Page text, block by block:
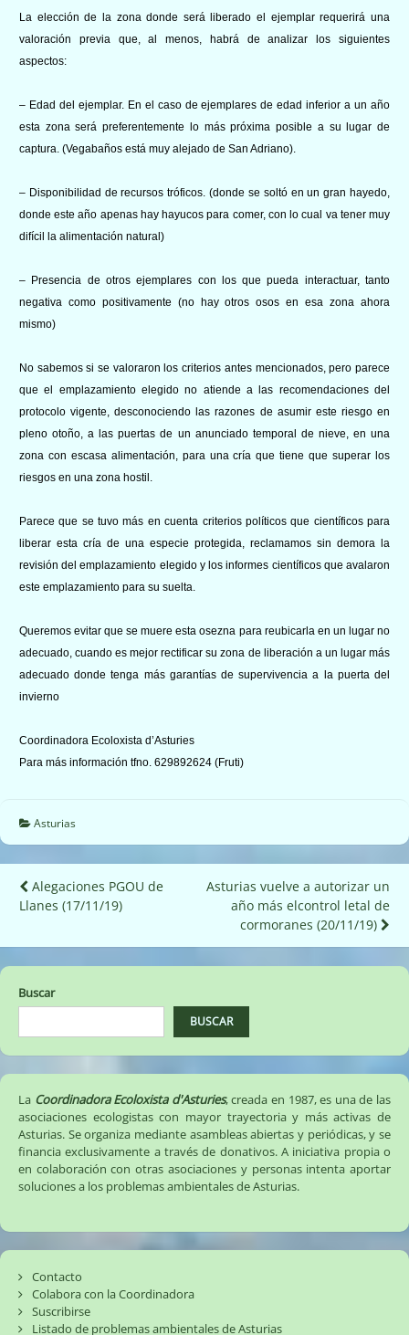
La elección de la zona donde será liberado el ejemplar requerirá una
valoración previa que, al menos, habrá de analizar los siguientes
aspectos:
– Edad del ejemplar. En el caso de ejemplares de edad inferior a un año
esta zona será preferentemente lo más próxima posible a su lugar de
captura. (Vegabaños está muy alejado de San Adriano).
– Disponibilidad de recursos tróficos. (donde se soltó en un gran hayedo,
donde este año apenas hay hayucos para comer, con lo cual va tener muy
difícil la alimentación natural)
– Presencia de otros ejemplares con los que pueda interactuar, tanto
negativa como positivamente (no hay otros osos en esa zona ahora
mismo)
No sabemos si se valoraron los criterios antes mencionados, pero parece
que el emplazamiento elegido no atiende a las recomendaciones del
protocolo vigente, desconociendo las razones de asumir este riesgo en
pleno otoño, a las puertas de un anunciado temporal de nieve, en una
zona con escasa alimentación, para una cría que tiene que superar los
riesgos en una zona hostil.
Parece que se tuvo más en cuenta criterios políticos que científicos para
liberar esta cría de una especie protegida, reclamamos sin demora la
revisión del emplazamiento elegido y los informes científicos que avalaron
este emplazamiento para su suelta.
Queremos evitar que se muere esta osezna para reubicarla en un lugar no
adecuado, cuando es mejor rectificar su zona de liberación a un lugar más
adecuado donde tenga más garantías de supervivencia a la puerta del
invierno
Coordinadora Ecoloxista d’Asturies
Para más información tfno. 629892624 (Fruti)
Asturias
Navegación
de
entradas
Alegaciones PGOU de
Llanes (17/11/19)
Asturias vuelve a autorizar un
año más elcontrol letal de
cormoranes (20/11/19)
Buscar
BUSCAR
La Coordinadora Ecoloxista d'Asturies, creada en 1987, es una de las
asociaciones ecologistas con mayor trayectoria y más activas de
Asturias. Se organiza mediante asambleas abiertas y periódicas, y se
financia exclusivamente a través de donativos. A iniciativa propia o
en colaboración con otras asociaciones y personas intenta aportar
soluciones a los problemas ambientales de Asturias.
Contacto
Colabora con la Coordinadora
Suscribirse
Listado de problemas ambientales de Asturias